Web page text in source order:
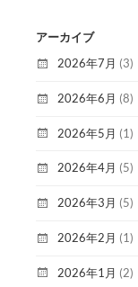
アーカイブ
2026年7月 (3)
2026年6月 (8)
2026年5月 (1)
2026年4月 (5)
2026年3月 (5)
2026年2月 (1)
2026年1月 (2)